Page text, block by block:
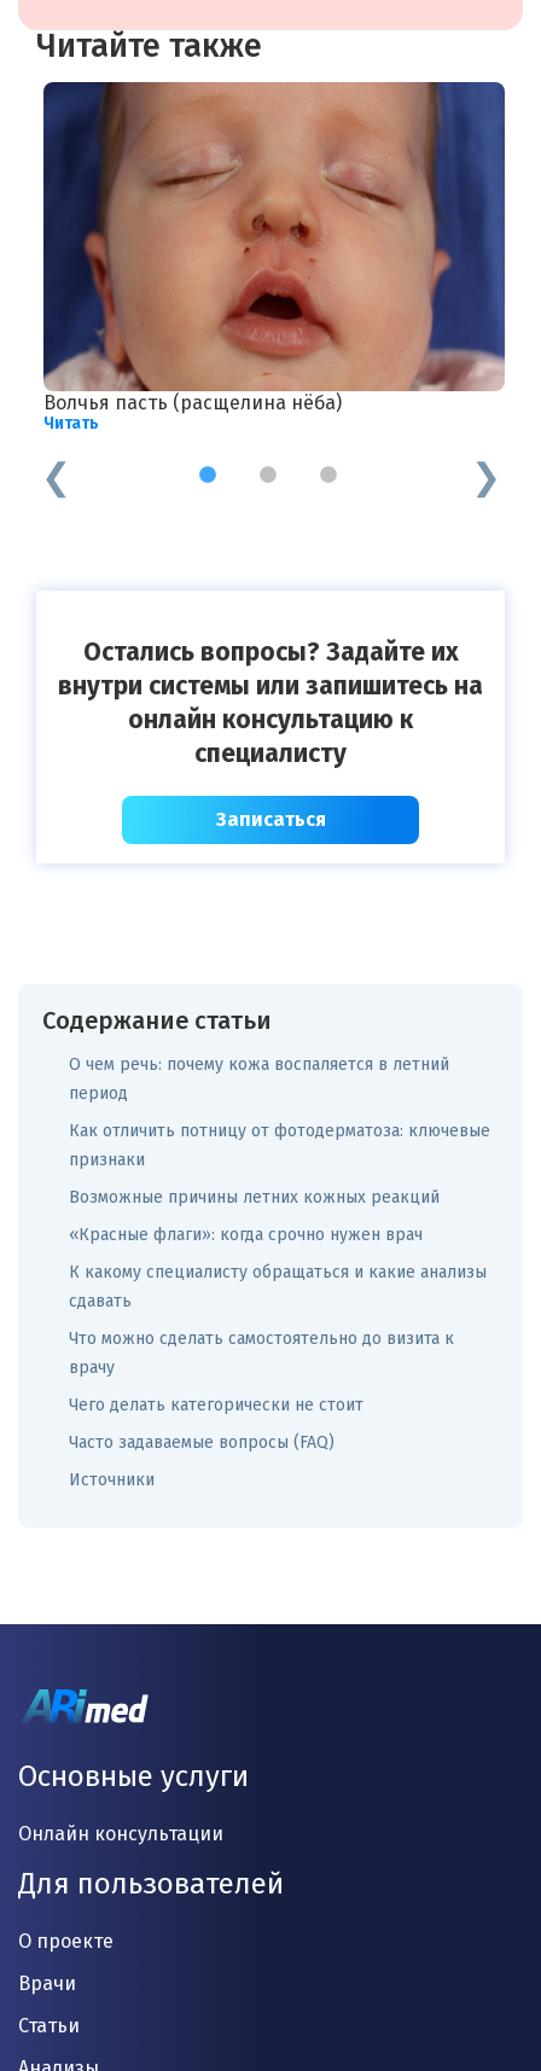
Читайте также
Волчья пасть (расщелина нёба)
Читать
1 2 3
Остались вопросы? Задайте их
внутри системы или запишитесь на
онлайн консультацию к
специалисту
Записаться
Содержание статьи
О чем речь: почему кожа воспаляется в летний
период
Как отличить потницу от фотодерматоза: ключевые
признаки
Возможные причины летних кожных реакций
«Красные флаги»: когда срочно нужен врач
К какому специалисту обращаться и какие анализы
сдавать
Что можно сделать самостоятельно до визита к
врачу
Чего делать категорически не стоит
Часто задаваемые вопросы (FAQ)
Источники
Основные услуги
Онлайн консультации
Для пользователей
О проекте
Врачи
Статьи